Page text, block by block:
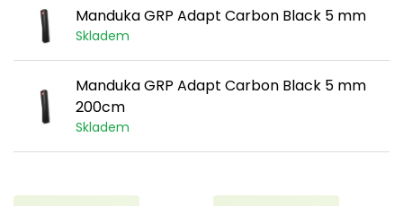
Manduka GRP Adapt Carbon Black 5 mm
Skladem
Manduka GRP Adapt Carbon Black 5 mm
200cm
Skladem